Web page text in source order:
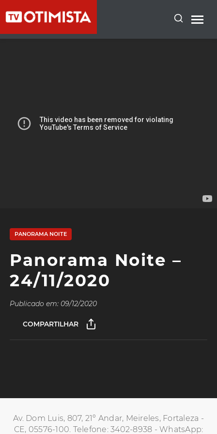
PANORAMA NOITE
Panorama Noite –
24/11/2020
Publicado em: 09/12/2020
COMPARTILHAR
Av. Dom Luis, 807, 21º Andar, Meireles, Fortaleza -
CE, 05576-100. Telefone: 3402-8938 - WhatsApp: